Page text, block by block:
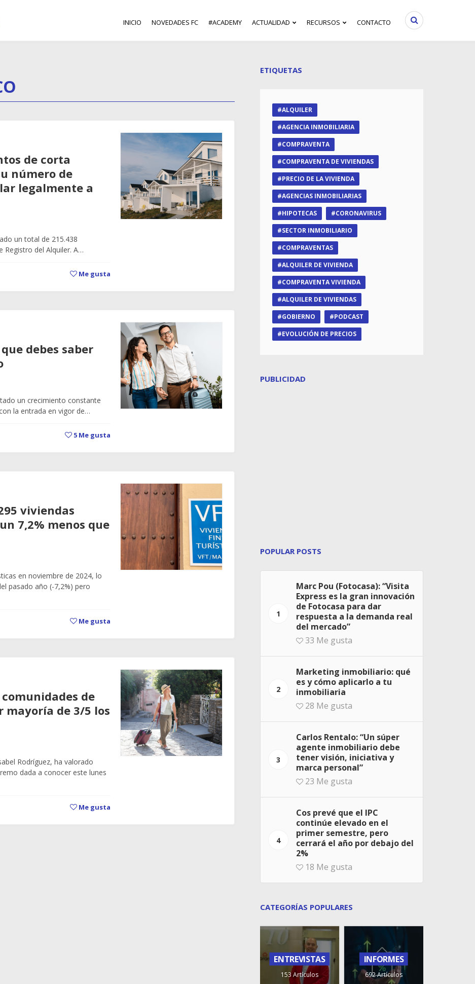
INICIO NOVEDADES FC #ACADEMY ACTUALIDAD RECURSOS CONTACTO
de corta
número de
legalmente a
un total de 215.438
Registro del Alquiler. A…
Me gusta
debes saber
un crecimiento constante
la entrada en vigor de…
5 Me gusta
viviendas
7,2% menos que
en noviembre de 2024, lo
pasado año (-7,2%) pero
Me gusta
de
de 3/5 los
Rodríguez, ha valorado
dada a conocer este lunes
Me gusta
ETIQUETAS
ALQUILER
AGENCIA INMOBILIARIA
COMPRAVENTA
COMPRAVENTA DE VIVIENDAS
PRECIO DE LA VIVIENDA
AGENCIAS INMOBILIARIAS
HIPOTECAS
CORONAVIRUS
SECTOR INMOBILIARIO
COMPRAVENTAS
ALQUILER DE VIVIENDA
COMPRAVENTA VIVIENDA
ALQUILER DE VIVIENDAS
GOBIERNO
PODCAST
EVOLUCIÓN DE PRECIOS
PUBLICIDAD
POPULAR POSTS
1
Marc Pou (Fotocasa): “Visita
Express es la gran innovación
de Fotocasa para dar
respuesta a la demanda real
del mercado”
33 Me gusta
2
Marketing inmobiliario: qué
es y cómo aplicarlo a tu
inmobiliaria
28 Me gusta
3
Carlos Rentalo: “Un súper
agente inmobiliario debe
tener visión, iniciativa y
marca personal”
23 Me gusta
4
Cos prevé que el IPC
continúe elevado en el
primer semestre, pero
cerrará el año por debajo del
2%
18 Me gusta
CATEGORÍAS POPULARES
ENTREVISTAS
153 Artículos
INFORMES
692 Artículos